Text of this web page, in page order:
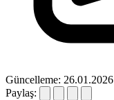
Güncelleme: 26.01.2026
Paylaş: